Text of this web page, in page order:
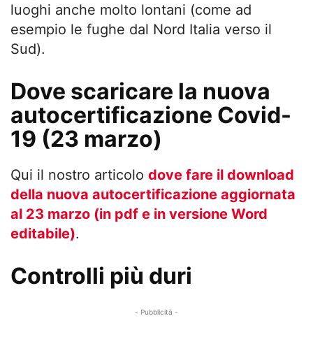
luoghi anche molto lontani (come ad
esempio le fughe dal Nord Italia verso il
Sud).
Dove scaricare la nuova
autocertificazione Covid-
19 (23 marzo)
Qui il nostro articolo dove fare il download
della nuova autocertificazione aggiornata
al 23 marzo (in pdf e in versione Word
editabile).
Controlli più duri
- Pubblicità -